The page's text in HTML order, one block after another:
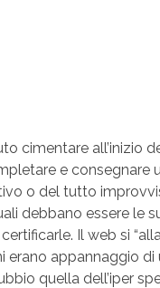
cimentare all’inizio
e consegnare
o del tutto
debbano essere le
Il web si
erano appannaggio di
quella dell’iper